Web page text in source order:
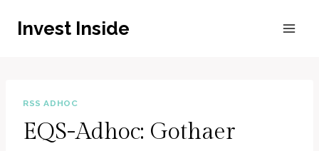
InhaltInvest Inside
RSS ADHOC
EQS-Adhoc: Gothaer